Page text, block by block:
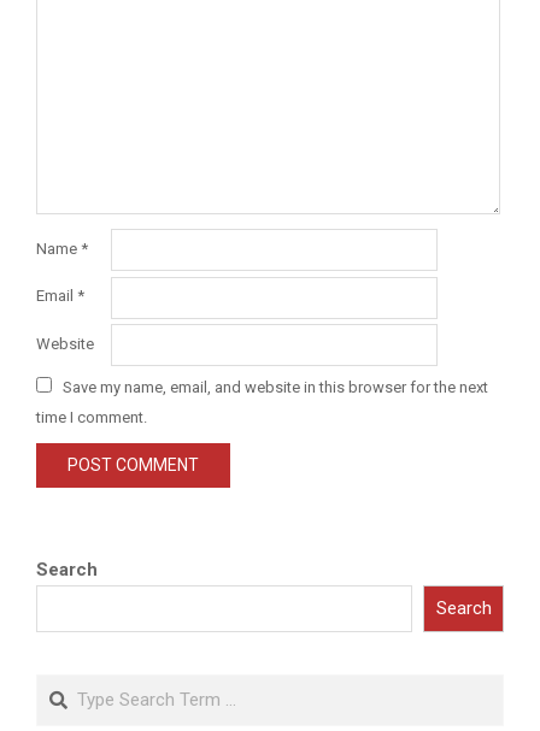
Name *
Email *
Website
Save my name, email, and website in this browser for the next
time I comment.
Search
Search
Search